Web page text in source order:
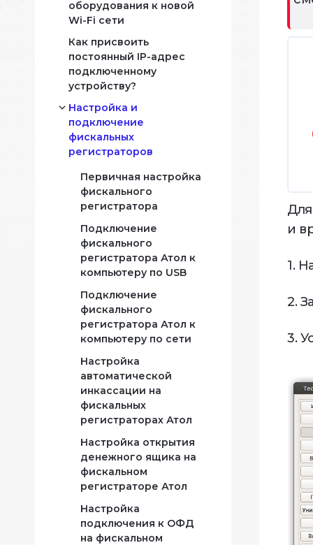
оборудования к новой
Wi-Fi сети
Как присвоить
постоянный IP-адрес
подключенному
устройству?
Настройка и
подключение
фискальных
регистраторов
Первичная настройка
фискального
регистратора
Подключение
фискального
регистратора Атол к
компьютеру по USB
Подключение
фискального
регистратора Атол к
компьютеру по сети
Настройка
автоматической
инкассации на
фискальных
регистраторах Атол
Настройка открытия
денежного ящика на
фискальном
регистраторе Атол
Настройка
подключения к ОФД
на фискальном
и
1.
2.
3.